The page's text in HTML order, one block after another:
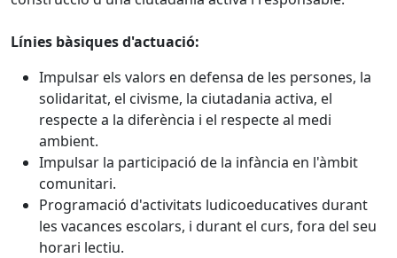
Línies bàsiques d'actuació:
Impulsar els valors en defensa de les persones, la
solidaritat, el civisme, la ciutadania activa, el
respecte a la diferència i el respecte al medi
ambient.
Impulsar la participació de la infància en l'àmbit
comunitari.
Programació d'activitats ludicoeducatives durant
les vacances escolars, i durant el curs, fora del seu
horari lectiu.